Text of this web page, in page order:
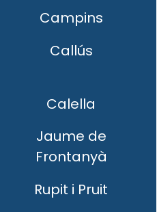
Campins
Callús
Calella
Jaume de
Frontanyà
Rupit i Pruit